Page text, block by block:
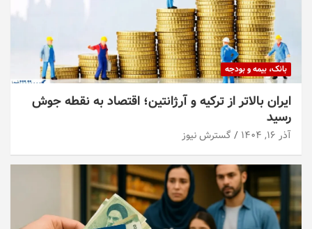
بانک، بیمه و بودجه
ایران بالاتر از ترکیه و آرژانتین؛ اقتصاد به نقطه جوش
رسید
آذر ۱۶, ۱۴۰۴ گسترش نیوز